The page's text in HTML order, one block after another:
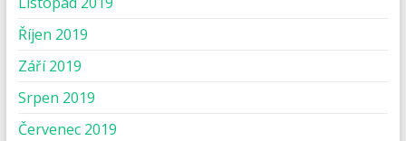
Říjen 2019
Září 2019
Srpen 2019
Červenec 2019